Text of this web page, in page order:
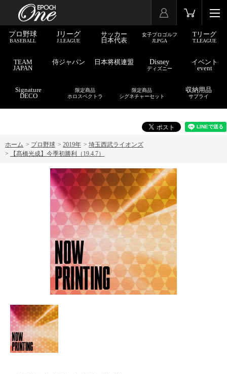
プロ野球
BASEBALL
Jリーグ
J.LEAGUE
サッカー
日本代表
女子プロゴルフ
JLPGA
Tリーグ
T.LEAGUE
TEAM
JAPAN
侍ジャパン 日本将棋連盟 Disney
ディズニー
イベント
event
Signature
DECO
限定商品
ホロスペクトラ
限定商品
シグネチャーセット
収納用品
サプライ
ホーム > プロ野球 > 2019年 > 埼玉西武ライオンズ
>
【髙橋光成】今季初勝利（19.4.7）